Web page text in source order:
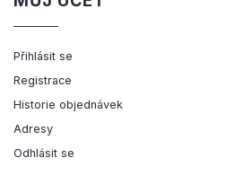
Přihlásit se
Registrace
Historie objednávek
Adresy
Odhlásit se